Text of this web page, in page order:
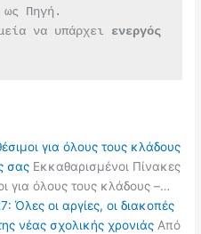
ως Πηγή.
να υπάρχει
για όλους τους κλάδους
σας Εκκαθαρισμένοι Πίνακες
για όλους τους κλάδους –…
Όλες οι αργίες, οι διακοπές
νέας σχολικής χρονιάς Από